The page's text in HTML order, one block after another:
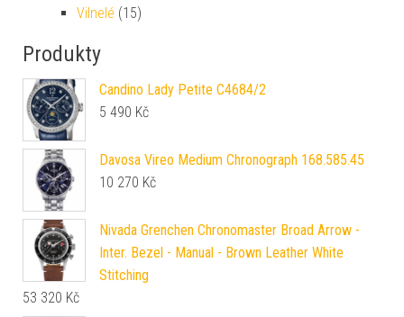
Vilnelé (15)
Produkty
Candino Lady Petite C4684/2
5 490 Kč
Davosa Vireo Medium Chronograph 168.585.45
10 270 Kč
Nivada Grenchen Chronomaster Broad Arrow -
Inter. Bezel - Manual - Brown Leather White
Stitching
53 320 Kč